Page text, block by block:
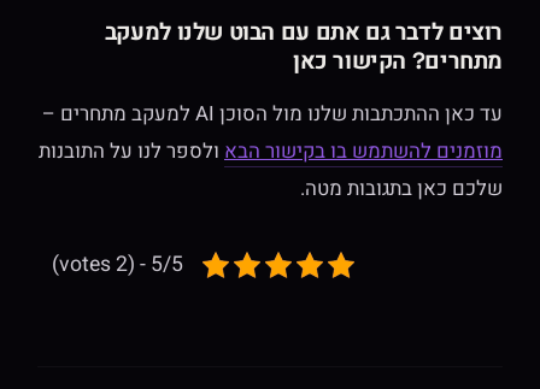
רוצים לדבר גם אתם עם הבוט שלנו למעקב
מתחרים? הקישור כאן
עד כאן ההתכתבות שלנו מול הסוכן AI למעקב מתחרים –
מוזמנים להשתמש בו בקישור הבאולספר לנו על התובנות
שלכם כאן בתגובות מטה.
5/5 - (2 votes)